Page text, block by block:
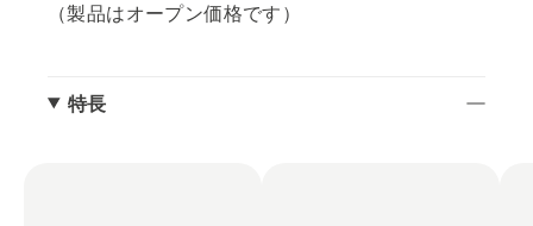
（製品はオープン価格です）
特長